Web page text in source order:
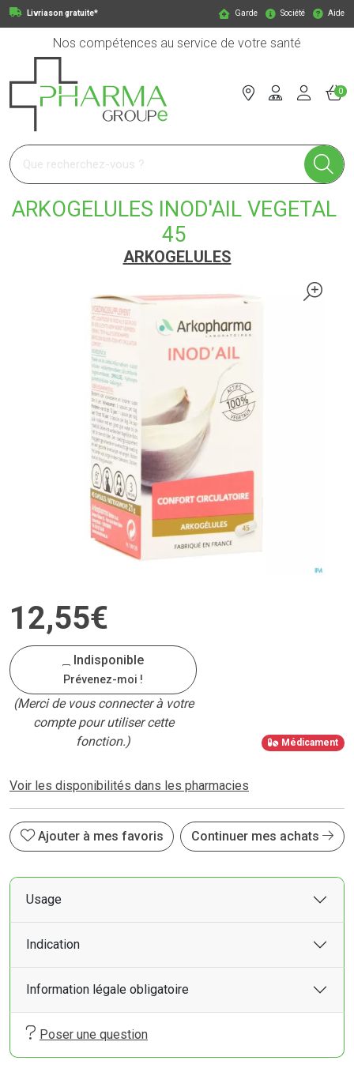
Livriason gratuite* Garde Société Aide
Nos compétences au service de votre santé
Pharmagroupe Votre pharmacie en ligne à votre service
0
ARKOGELULES INOD'AIL VEGETAL
45
ARKOGELULES
12,55€
Indisponible
Prévenez-moi !
(Merci de vous connecter à votre
compte pour utiliser cette
fonction.)
Médicament
Voir les disponibilités dans les pharmacies
Ajouter à mes favoris Continuer mes achats
Usage
Indication
Information légale obligatoire
Poser une question